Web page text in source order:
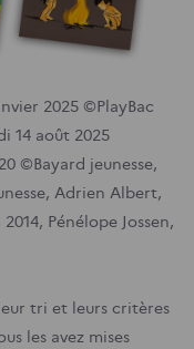
2025 ©PlayBac
14 août 2025
©Bayard jeunesse,
Adrien Albert,
Pénélope Jossen,
tri et leurs critères
les avez mises